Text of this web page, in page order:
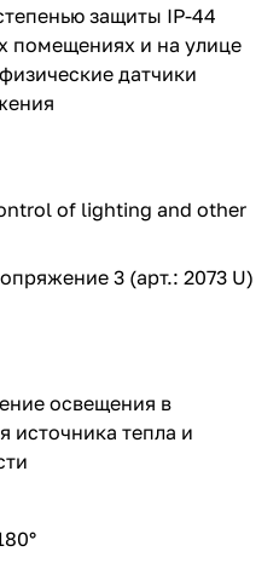
защиты IP-44
помещениях и на улице
датчики
of lighting and other
3 (арт.: 2073 U)
освещения в
источника тепла и